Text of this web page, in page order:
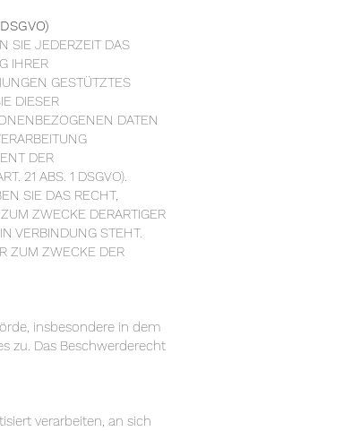
SIE JEDERZEIT DAS
IHRER
GESTÜTZTES
DIESER
DATEN
DER
21 ABS. 1 DSGVO).
SIE DAS RECHT,
ZWECKE DERARTIGER
VERBINDUNG STEHT.
ZUM ZWECKE DER
insbesondere in dem
zu. Das Beschwerderecht
verarbeiten, an sich